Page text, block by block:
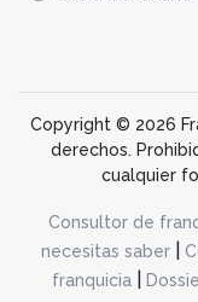
Copyright © 2026
derechos.
cualquier
Consultor de
necesitas saber
franquicia|